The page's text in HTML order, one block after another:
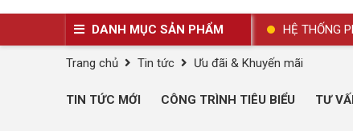
DANH MỤC SẢN PHẨM HỆ THỐNG
Trang chủ Tin tức Ưu đãi & Khuyến mãi
TIN TỨC MỚI CÔNG TRÌNH TIÊU BIỂU TƯ